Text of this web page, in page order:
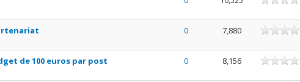
0 7,880
de 100 euros par post 0 8,156